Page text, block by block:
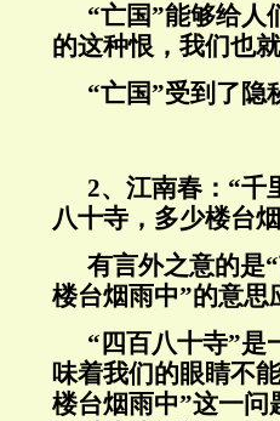
“亡国”能够给人
的这种恨，我们也
“亡国”受到了隐
2、江南春：“千
八十寺，多少楼台
有言外之意的是
楼台烟雨中”的意思
“四百八十寺”是
味着我们的眼睛不
楼台烟雨中”这一问